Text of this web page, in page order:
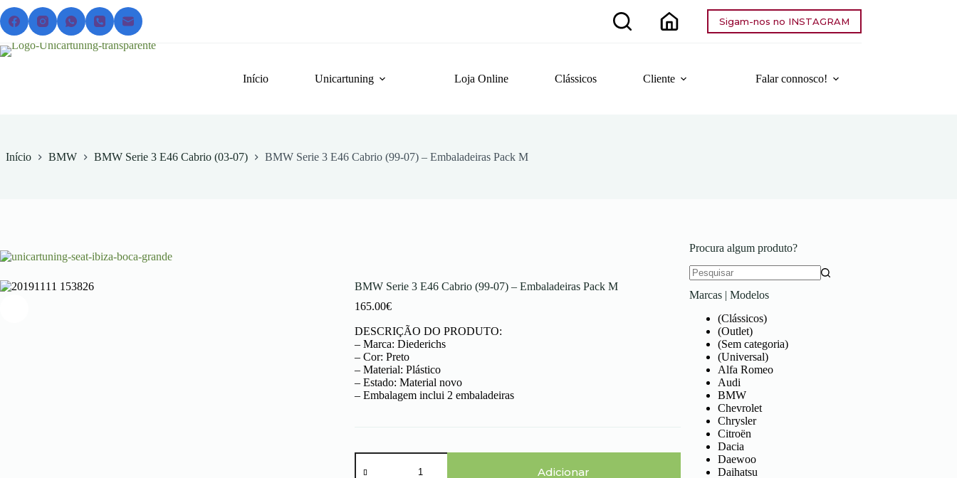
Pular
para
o
conteúdo
Sigam-nos no INSTAGRAM
Início Unicartuning Loja Online Clássicos Cliente Falar connosco!
Início BMW BMW Serie 3 E46 Cabrio (03-07) BMW Serie 3 E46 Cabrio (99-07) – Embaladeiras Pack M
BMW Serie 3 E46 Cabrio (99-07) – Embaladeiras Pack M
165.00€
DESCRIÇÃO DO PRODUTO:
– Marca: Diederichs
– Cor: Preto
– Material: Plástico
– Estado: Material novo
– Embalagem inclui 2 embaladeiras
Quantidade
de
Adicionar
Procura algum produto?
resultados
Marcas | Modelos
(Clássicos)
(Outlet)
(Sem categoria)
(Universal)
Alfa Romeo
Audi
BMW
Chevrolet
Chrysler
Citroën
Dacia
Daewoo
Daihatsu